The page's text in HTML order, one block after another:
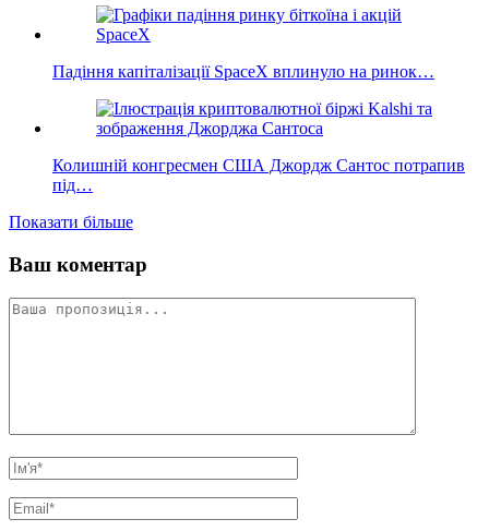
Падіння капіталізації SpaceX вплинуло на ринок…
Колишній конгресмен США Джордж Сантос потрапив
під…
Показати більше
Ваш коментар